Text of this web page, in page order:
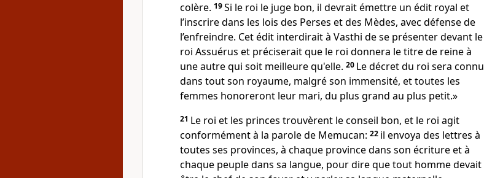
colère. 19Si le roi le juge bon, il devrait émettre un édit royal et
l’inscrire dans les lois des Perses et des Mèdes, avec défense de
l’enfreindre. Cet édit interdirait à Vasthi de se présenter devant le
roi Assuérus et préciserait que le roi donnera le titre de reine à
une autre qui soit meilleure qu'elle. 20 Le décret du roi sera connu
dans tout son royaume, malgré son immensité, et toutes les
femmes honoreront leur mari, du plus grand au plus petit.»
21 Le roi et les princes trouvèrent le conseil bon, et le roi agit
conformément à la parole de Memucan: 22 il envoya des lettres à
toutes ses provinces, à chaque province dans son écriture et à
chaque peuple dans sa langue, pour dire que tout homme devait